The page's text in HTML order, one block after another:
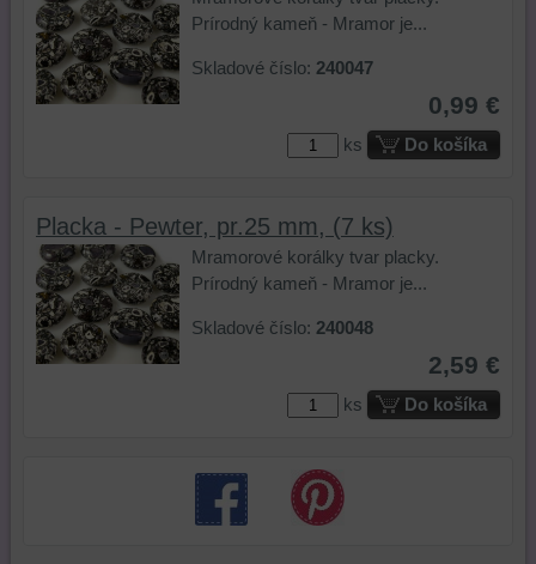
Prírodný kameň - Mramor je...
Skladové číslo: 240047
0,99 €
ks Do košíka
Placka - Pewter, pr.25 mm, (7 ks)
Mramorové korálky tvar placky.
Prírodný kameň - Mramor je...
Skladové číslo: 240048
2,59 €
ks Do košíka
ste
mali
používateľský
účet
skripty
a/alebo
zdroje
tretích
strán,
widgety
webovej
stránky,
na
analýzu
ktorými
ste
interagovali
alebo
ste
ich
navštívili
na
tejto
webovej
webových
stránkach.